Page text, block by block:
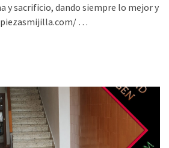
y sacrificio, dando siempre lo mejor y
…